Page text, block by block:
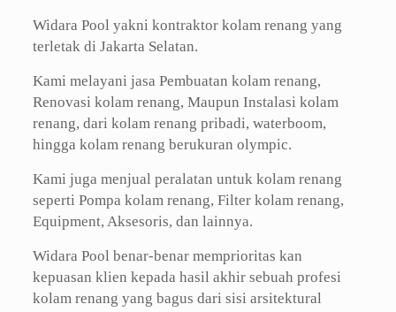
Widara Pool yakni kontraktor kolam renang yang
terletak di Jakarta Selatan.
Kami melayani jasa Pembuatan kolam renang,
Renovasi kolam renang, Maupun Instalasi kolam
renang, dari kolam renang pribadi, waterboom,
hingga kolam renang berukuran olympic.
Kami juga menjual peralatan untuk kolam renang
seperti Pompa kolam renang, Filter kolam renang,
Equipment, Aksesoris, dan lainnya.
Widara Pool benar-benar memprioritas kan
kepuasan klien kepada hasil akhir sebuah profesi
kolam renang yang bagus dari sisi arsitektural